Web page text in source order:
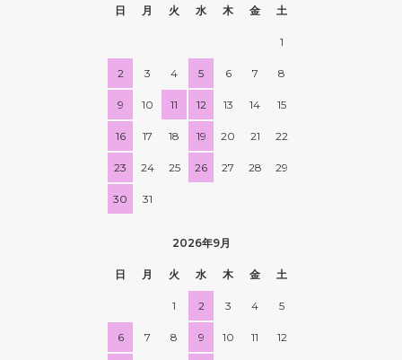
日 月 火 水 木 金 土
1
2 3 4 5 6 7 8
9 10 11 12 13 14 15
16 17 18 19 20 21 22
23 24 25 26 27 28 29
30 31
2026年9月
日 月 火 水 木 金 土
1 2 3 4 5
6 7 8 9 10 11 12